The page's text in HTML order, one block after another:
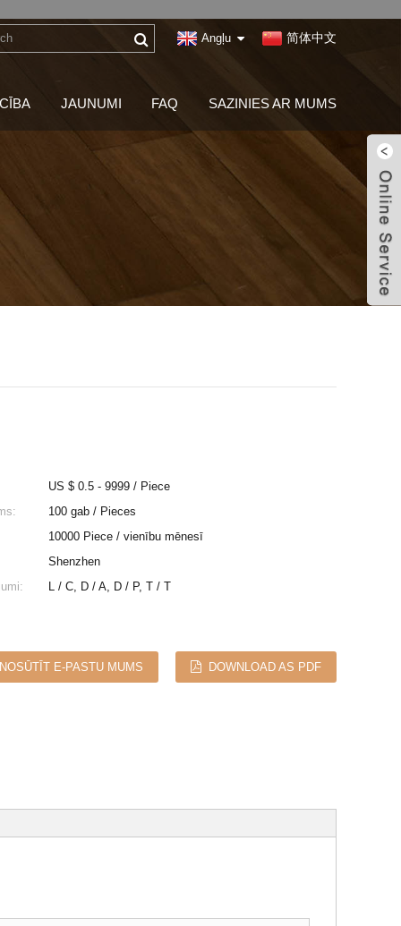
Angļu 简体中文
JAUNUMI FAQ SAZINIES AR MUMS
US $ 0.5 - 9999 / Piece
100 gab / Pieces
10000 Piece / vienību mēnesī
Shenzhen
L / C, D / A, D / P, T / T
NOSŪTĪT E-PASTU MUMS DOWNLOAD AS PDF